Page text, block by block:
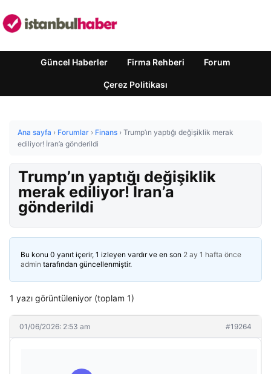
Güncel Haberler Firma Rehberi Forum
Çerez Politikası
Ana sayfa › Forumlar › Finans › Trump’ın yaptığı değişiklik merak
ediliyor! İran’a gönderildi
Trump’ın yaptığı değişiklik
merak ediliyor! İran’a
gönderildi
Bu konu 0 yanıt içerir, 1 izleyen vardır ve en son 2 ay 1 hafta önce
admin tarafından güncellenmiştir.
1 yazı görüntüleniyor (toplam 1)
01/06/2026: 2:53 am #19264